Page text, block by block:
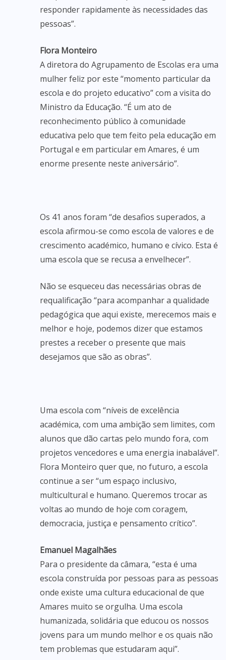
responder rapidamente às necessidades das
pessoas”.
Flora Monteiro
A diretora do Agrupamento de Escolas era uma
mulher feliz por este “momento particular da
escola e do projeto educativo” com a visita do
Ministro da Educação. “É um ato de
reconhecimento público à comunidade
educativa pelo que tem feito pela educação em
Portugal e em particular em Amares, é um
enorme presente neste aniversário”.
Os 41 anos foram “de desafios superados, a
escola afirmou-se como escola de valores e de
crescimento académico, humano e cívico. Esta é
uma escola que se recusa a envelhecer”.
Não se esqueceu das necessárias obras de
requalificação “para acompanhar a qualidade
pedagógica que aqui existe, merecemos mais e
melhor e hoje, podemos dizer que estamos
prestes a receber o presente que mais
desejamos que são as obras”.
Uma escola com “níveis de excelência
académica, com uma ambição sem limites, com
alunos que dão cartas pelo mundo fora, com
projetos vencedores e uma energia inabalável”.
Flora Monteiro quer que, no futuro, a escola
continue a ser “um espaço inclusivo,
multicultural e humano. Queremos trocar as
voltas ao mundo de hoje com coragem,
democracia, justiça e pensamento crítico”.
Emanuel Magalhães
Para o presidente da câmara, “esta é uma
escola construída por pessoas para as pessoas
onde existe uma cultura educacional de que
Amares muito se orgulha. Uma escola
humanizada, solidária que educou os nossos
jovens para um mundo melhor e os quais não
tem problemas que estudaram aqui”.